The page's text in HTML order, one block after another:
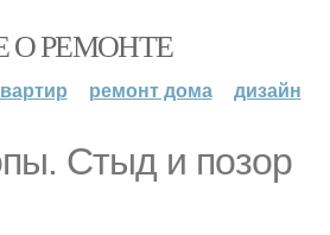
О РЕМОНТЕ
ремонт дома дизайн
Стыд и позор